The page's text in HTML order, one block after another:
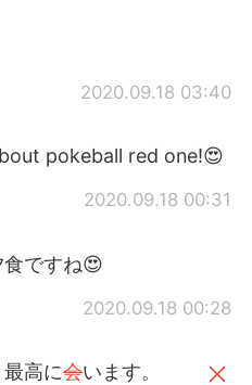
2020.09.18 03:40
pokeball red one!😍
2020.09.18 00:31
ですね😍
2020.09.18 00:28
最高に会います。